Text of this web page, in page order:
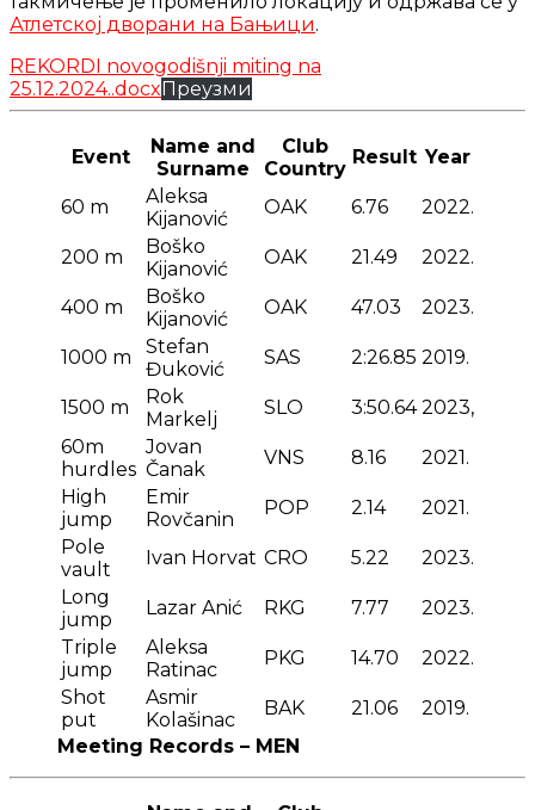
Атлетској дворани на Бањици.
REKORDI novogodišnji miting na
25.12.2024..docxПреузми
Event
Name and
Surname
Club
Country
Result Year
60 m
Aleksa
Kijanović
OAK 6.76 2022.
200 m
Boško
Kijanović
OAK 21.49 2022.
400 m
Boško
Kijanović
OAK 47.03 2023.
1000 m
Stefan
Đuković
SAS 2:26.85 2019.
1500 m
Rok
Markelj
SLO 3:50.64 2023,
60m
hurdles
Jovan
Čanak
VNS 8.16
2021.
High
jump
Emir
Rovčanin
POP 2.14
2021.
Pole
vault
Ivan Horvat CRO 5.22
2023.
Long
jump
Lazar Anić RKG 7.77
2023.
Triple
jump
Aleksa
Ratinac
PKG 14.70
2022.
Shot
put
Asmir
Kolašinac
BAK 21.06
2019.
Meeting Records – MEN